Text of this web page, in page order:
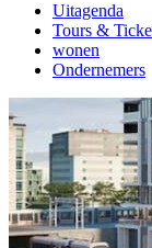
Uitagenda
Tours &
wonen
Ondernemers